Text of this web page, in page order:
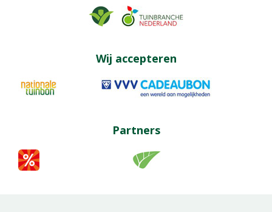
Wij accepteren
Partners